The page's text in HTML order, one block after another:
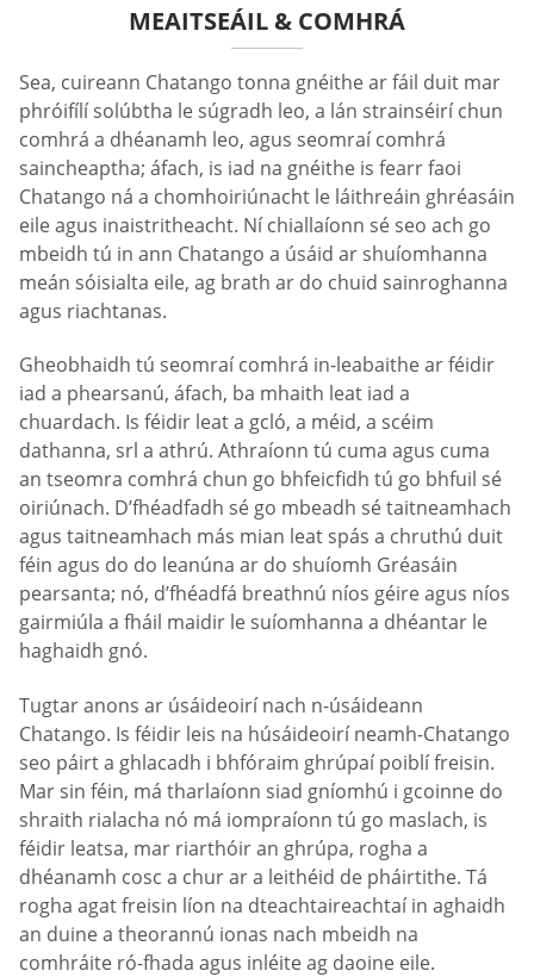
MEAITSEÁIL & COMHRÁ
Sea, cuireann Chatango tonna gnéithe ar fáil duit mar
phróifílí solúbtha le súgradh leo, a lán strainséirí chun
comhrá a dhéanamh leo, agus seomraí comhrá
saincheaptha; áfach, is iad na gnéithe is fearr faoi
Chatango ná a chomhoiriúnacht le láithreáin ghréasáin
eile agus inaistritheacht. Ní chiallaíonn sé seo ach go
mbeidh tú in ann Chatango a úsáid ar shuíomhanna
meán sóisialta eile, ag brath ar do chuid sainroghanna
agus riachtanas.
Gheobhaidh tú seomraí comhrá in-leabaithe ar féidir
iad a phearsanú, áfach, ba mhaith leat iad a
chuardach. Is féidir leat a gcló, a méid, a scéim
dathanna, srl a athrú. Athraíonn tú cuma agus cuma
an tseomra comhrá chun go bhfeicfidh tú go bhfuil sé
oiriúnach. D’fhéadfadh sé go mbeadh sé taitneamhach
agus taitneamhach más mian leat spás a chruthú duit
féin agus do do leanúna ar do shuíomh Gréasáin
pearsanta; nó, d’fhéadfá breathnú níos géire agus níos
gairmiúla a fháil maidir le suíomhanna a dhéantar le
haghaidh gnó.
Tugtar anons ar úsáideoirí nach n-úsáideann
Chatango. Is féidir leis na húsáideoirí neamh-Chatango
seo páirt a ghlacadh i bhfóraim ghrúpaí poiblí freisin.
Mar sin féin, má tharlaíonn siad gníomhú i gcoinne do
shraith rialacha nó má iompraíonn tú go maslach, is
féidir leatsa, mar riarthóir an ghrúpa, rogha a
dhéanamh cosc a chur ar a leithéid de pháirtithe. Tá
rogha agat freisin líon na dteachtaireachtaí in aghaidh
an duine a theorannú ionas nach mbeidh na
comhráite ró-fhada agus inléite ag daoine eile.